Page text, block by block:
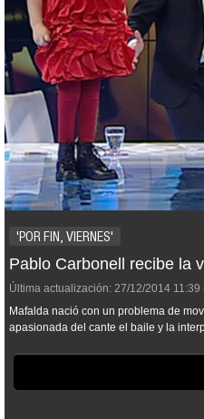
'POR FIN, VIERNES'
Pablo Carbonell recibe la
Última actualización: 27/12/2014 11:39
Mafalda nació con un problema de
apasionada del cante el baile y la